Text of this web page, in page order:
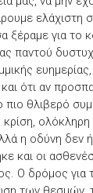
ελάχιστη
ξέραμε για το
παντού
ότι αν
θλιβερό
ολόκληρη
η οδύνη δεν
και οι
Ο δρόμος για